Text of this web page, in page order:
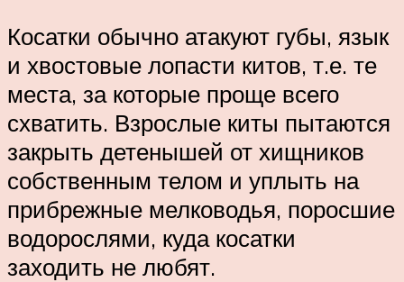
Косатки обычно атакуют губы, язык
и хвостовые лопасти китов, т.е. те
места, за которые проще всего
схватить. Взрослые киты пытаются
закрыть детенышей от хищников
собственным телом и уплыть на
прибрежные мелководья, поросшие
водорослями, куда косатки
заходить не любят.